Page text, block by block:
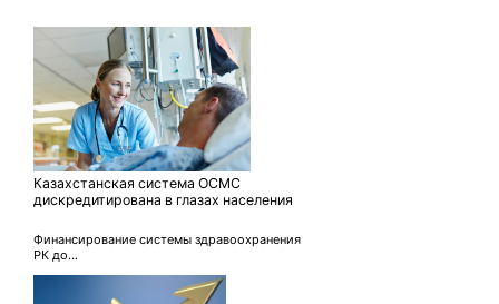
Казахстанская система ОСМС
дискредитирована в глазах населения
Финансирование системы здравоохранения
РК до...